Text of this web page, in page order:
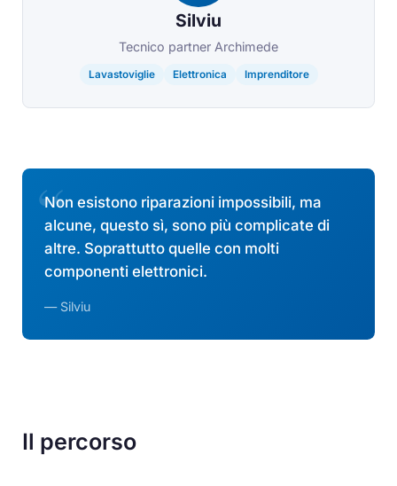
Silviu
Tecnico partner Archimede
Lavastoviglie Elettronica Imprenditore
Non esistono riparazioni impossibili, ma
alcune, questo sì, sono più complicate di
altre. Soprattutto quelle con molti
componenti elettronici.
— Silviu
Il percorso